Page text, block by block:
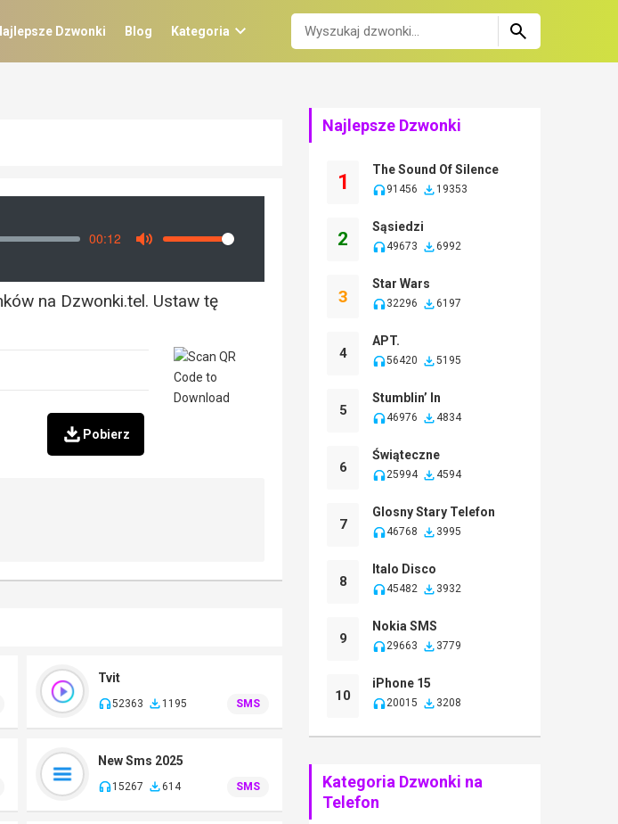
Dzwonki Blog Kategoria
00:12
Volume
na Dzwonki.tel. Ustaw tę
Pobierz
Tvit
52363 1195 SMS
New Sms 2025
15267 614 SMS
Najlepsze Dzwonki
1
The Sound Of Silence
91456 19353
2
Sąsiedzi
49673 6992
3
Star Wars
32296 6197
4
APT.
56420 5195
5
Stumblin’ In
46976 4834
6
Świąteczne
25994 4594
7
Glosny Stary Telefon
46768 3995
8
Italo Disco
45482 3932
9
Nokia SMS
29663 3779
10
iPhone 15
20015 3208
Kategoria Dzwonki na
Telefon